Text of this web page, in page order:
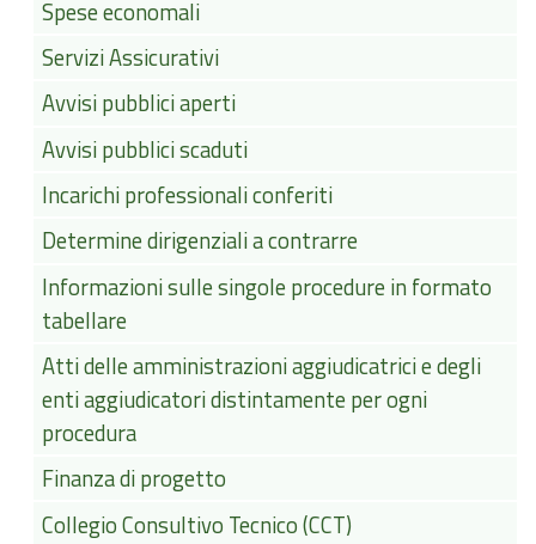
Spese economali
Servizi Assicurativi
Avvisi pubblici aperti
Avvisi pubblici scaduti
Incarichi professionali conferiti
Determine dirigenziali a contrarre
Informazioni sulle singole procedure in formato
tabellare
Atti delle amministrazioni aggiudicatrici e degli
enti aggiudicatori distintamente per ogni
procedura
Finanza di progetto
Collegio Consultivo Tecnico (CCT)